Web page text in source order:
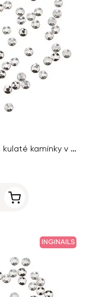
Nail art ozdoby 1,5 mm - 150 ks kulaté kamínky v sáčku, stříbrné
INGINAILS